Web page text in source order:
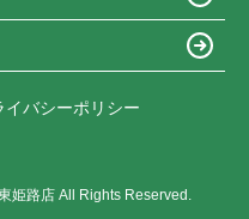
イバシーポリシー
姫路店 All Rights Reserved.